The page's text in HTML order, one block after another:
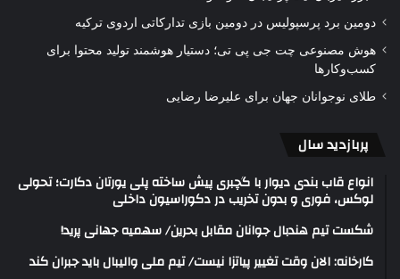
دومین برد پرسپولیس در دومین بازی تدارکاتی اردوی ترکیه
هوش مصنوعی چت جی پی تی؛ دستیار هوشمند تولید محتوا برای
کسب‌وکارها
طلای نوجوانان جهان برای علیرضا رضایی
پربازدید سال
انواع قاب بندی دیوار با گچبری پیش ساخته پلی یورتان دکارت؛ تحولی
لوکس، فوری و بدون تخریب در دکوراسیون داخلی
شکست تیم هندبال جوانان مقابل بحرین/ سهمیه جهانی پرید!
کارخانه: الان وقت تغییر پیاتزا نیست/ تیم ملی والیبال باید جبران کند